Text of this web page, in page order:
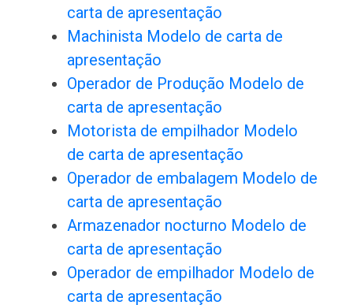
carta de apresentação
Machinista Modelo de carta de
apresentação
Operador de Produção Modelo de
carta de apresentação
Motorista de empilhador Modelo
de carta de apresentação
Operador de embalagem Modelo de
carta de apresentação
Armazenador nocturno Modelo de
carta de apresentação
Operador de empilhador Modelo de
carta de apresentação